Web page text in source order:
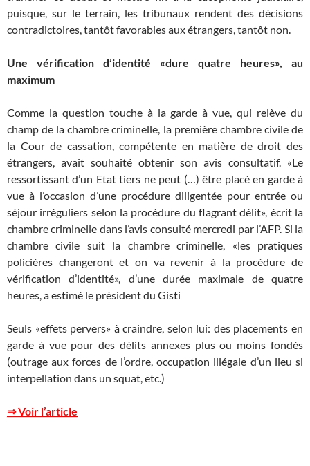
puisque, sur le terrain, les tribunaux rendent des décisions
contradictoires, tantôt favorables aux étrangers, tantôt non.
Une vérification d’identité «dure quatre heures», au
maximum
Comme la question touche à la garde à vue, qui relève du
champ de la chambre criminelle, la première chambre civile de
la Cour de cassation, compétente en matière de droit des
étrangers, avait souhaité obtenir son avis consultatif. «Le
ressortissant d’un Etat tiers ne peut (…) être placé en garde à
vue à l’occasion d’une procédure diligentée pour entrée ou
séjour irréguliers selon la procédure du flagrant délit», écrit la
chambre criminelle dans l’avis consulté mercredi par l’AFP. Si la
chambre civile suit la chambre criminelle, «les pratiques
policières changeront et on va revenir à la procédure de
vérification d’identité», d’une durée maximale de quatre
heures, a estimé le président du Gisti
Seuls «effets pervers» à craindre, selon lui: des placements en
garde à vue pour des délits annexes plus ou moins fondés
(outrage aux forces de l’ordre, occupation illégale d’un lieu si
interpellation dans un squat, etc.)
⇒ Voir l’article